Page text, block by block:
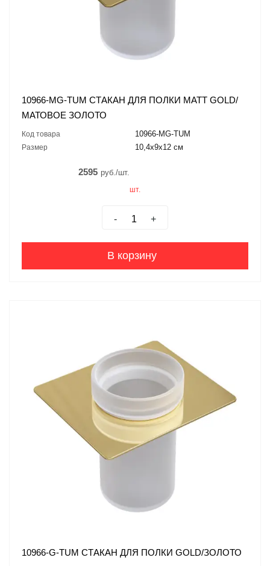
10966-MG-TUM СТАКАН ДЛЯ ПОЛКИ MATT GOLD/
МАТОВОЕ ЗОЛОТО
Код товара 10966-MG-TUM
Размер 10,4x9x12 см
2595 руб./шт.
шт.
- +
В корзину
10966-G-TUM СТАКАН ДЛЯ ПОЛКИ GOLD/ЗОЛОТО